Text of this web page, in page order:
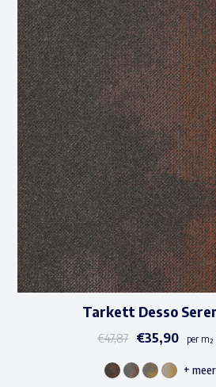
Deze
optie
kan
worden
op
de
Tarkett Desso
€47,87 €35,90 per
Dit
+